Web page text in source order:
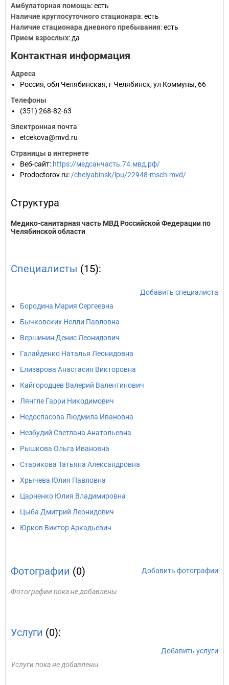
Амбулаторная помощь: есть
Наличие круглосуточного стационара: есть
Наличие стационара дневного пребывания: есть
Прием взрослых: да
Контактная информация
Адреса
Россия, обл Челябинская, г Челябинск, ул Коммуны, 66
Телефоны
(351) 268-82-63
Электронная почта
etcekova@mvd.ru
Страницы в интернете
Веб-сайт: https://медсанчасть.74.мвд.рф/
Prodoctorov.ru: /chelyabinsk/lpu/22948-msch-mvd/
Структура
Медико-санитарная часть МВД Российской Федерации по
Челябинской области
Специалисты (15):
Добавить специалиста
Бородина Мария Сергеевна
Бычковских Нелли Павловна
Вершинин Денис Леонидович
Галайденко Наталья Леонидовна
Елизарова Анастасия Викторовна
Кайгородцев Валерий Валентинович
Лянгле Гарри Никодимович
Недоспасова Людмила Ивановна
Незбудий Светлана Анатольевна
Рышкова Ольга Ивановна
Старикова Татьяна Александровна
Хрычева Юлия Павловна
Царненко Юлия Владимировна
Цыба Дмитрий Леонидович
Юрков Виктор Аркадьевич
Фотографии (0) Добавить фотографии
Фотографии пока не добавлены
Услуги (0):
Добавить услуги
Услуги пока не добавлены